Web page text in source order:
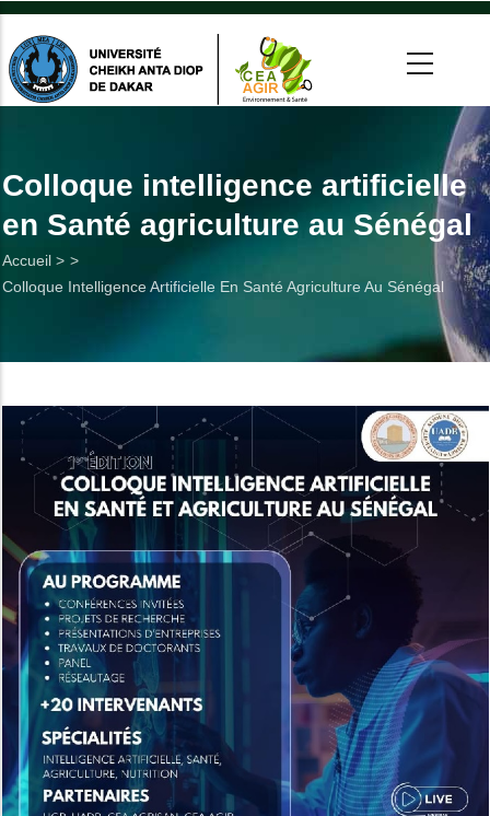
Aller
contenu
principal
Colloque intelligence artificielle
en Santé agriculture au Sénégal
Fil
d'Ariane
Accueil >
Colloque Intelligence Artificielle En Santé Agriculture Au Sénégal